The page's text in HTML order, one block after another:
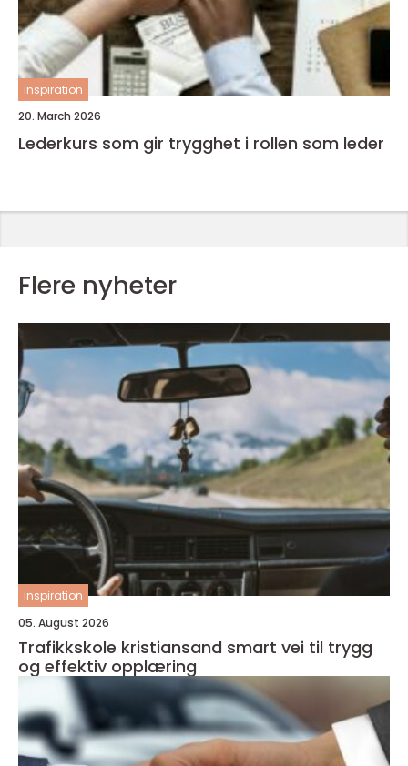
inspiration
20. March 2026
Lederkurs som gir trygghet i rollen som leder
Flere nyheter
inspiration
05. August 2026
Trafikkskole kristiansand smart vei til trygg
og effektiv opplæring